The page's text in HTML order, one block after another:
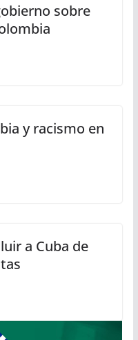
sobre
y racismo en
a Cuba de